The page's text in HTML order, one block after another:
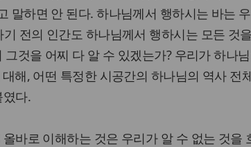
말하면 안 된다. 하나님께서 행하시는 바는
기 전의 인간도 하나님께서 행하시는 모든 것
그것을 어찌 다 알 수 있겠는가? 우리가 하나
해, 어떤 특정한 시공간의 하나님의 역사 전
였다.
올바로 이해하는 것은 우리가 알 수 없는 것을